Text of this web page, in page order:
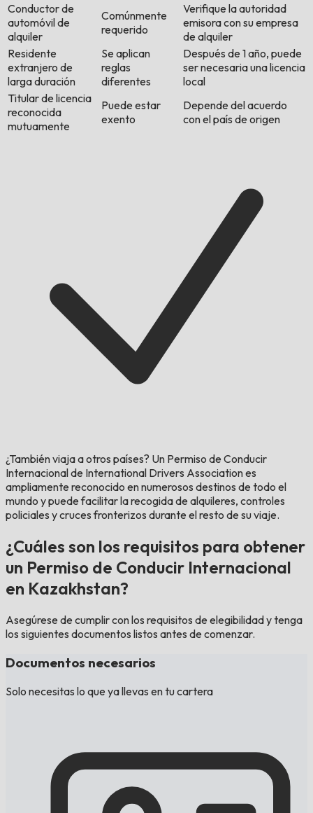
Conductor de
automóvil de
alquiler
Comúnmente
requerido
Verifique la autoridad
emisora con su empresa
de alquiler
Residente
extranjero de
larga duración
Se aplican
reglas
diferentes
Después de 1 año, puede
ser necesaria una licencia
local
Titular de licencia
reconocida
mutuamente
Puede estar
exento
Depende del acuerdo
con el país de origen
¿También viaja a otros países? Un Permiso de Conducir
Internacional de International Drivers Association es
ampliamente reconocido en numerosos destinos de todo el
mundo y puede facilitar la recogida de alquileres, controles
policiales y cruces fronterizos durante el resto de su viaje.
¿Cuáles son los requisitos para obtener
un Permiso de Conducir Internacional
en Kazakhstan?
Asegúrese de cumplir con los requisitos de elegibilidad y tenga
los siguientes documentos listos antes de comenzar.
Documentos necesarios
Solo necesitas lo que ya llevas en tu cartera